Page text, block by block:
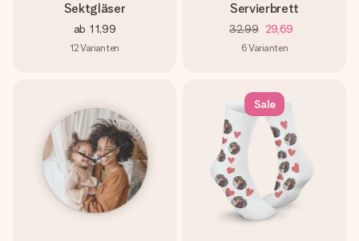
Sektgläser
ab 11,99
12Varianten
Servierbrett
32,99 29,69
6Varianten
Sale